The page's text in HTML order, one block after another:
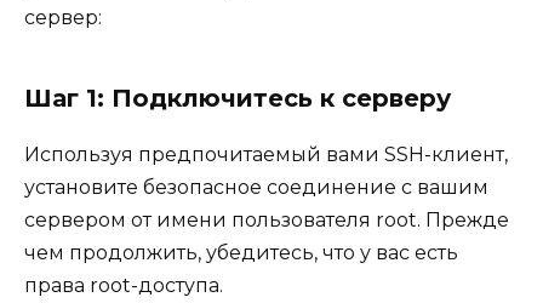
сервер:
Шаг 1: Подключитесь к серверу
Используя предпочитаемый вами SSH-клиент,
установите безопасное соединение с вашим
сервером от имени пользователя root. Прежде
чем продолжить, убедитесь, что у вас есть
права root-доступа.